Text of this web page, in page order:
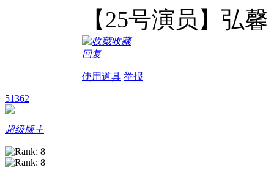
【25号演员】弘
收藏
回复
使用道具 举报
51362
超级版主